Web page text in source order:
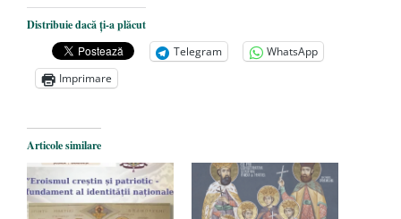
DANA KONYA-PETRIȘOR, ÎNTRU
VEȘNICĂ POMENIRE
- 17 martie 2021
ÎNĂLȚATU-S-A! - 28 mai 2020
Sic credo – Francisco Franco (1892-1975)
Distribuie dacă ți-a plăcut
Telegram
WhatsApp
Imprimare
Articole similare